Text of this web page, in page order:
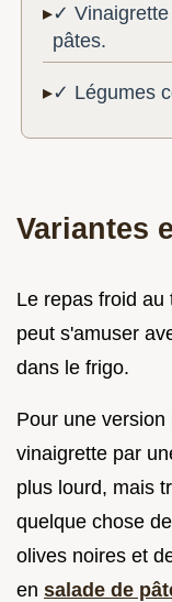
✓
pâtes.
✓ Légumes
Variantes
Le repas froid au
peut s'amuser
dans le frigo.
Pour une
vinaigrette par
plus lourd, mais
quelque chose
olives noires et
en salade de